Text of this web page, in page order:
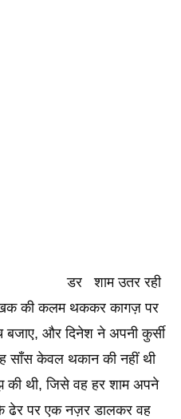
रही
की कलम थककर कागज़ पर
बजाए, और दिनेश ने अपनी कुर्सी
साँस केवल थकान की नहीं थी
की थी, जिसे वह हर शाम अपने
ढेर पर एक नज़र डालकर वह